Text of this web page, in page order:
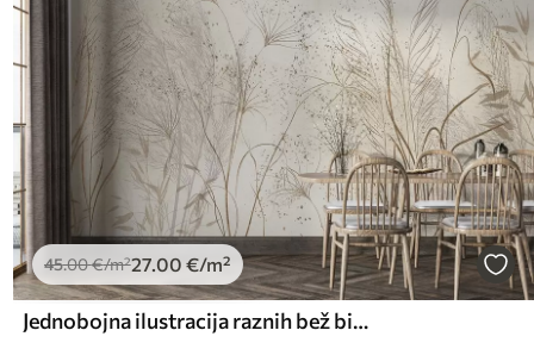
45.00€/m²27.00 €/m²
Jednobojna ilustracija raznih bež biljaka i klasića s nježnim, tankim linijama i teksturama